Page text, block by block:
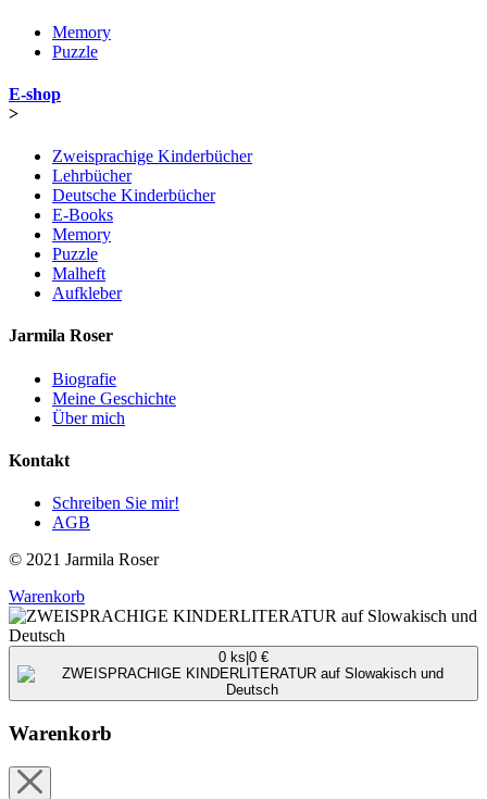
Memory
Puzzle
E-shop
>
Zweisprachige Kinderbücher
Lehrbücher
Deutsche Kinderbücher
E-Books
Memory
Puzzle
Malheft
Aufkleber
Jarmila Roser
Biografie
Meine Geschichte
Über mich
Kontakt
Schreiben Sie mir!
AGB
© 2021 Jarmila Roser
Warenkorb
ks|0 €
Warenkorb